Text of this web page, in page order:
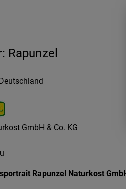
Rapunzel
GmbH & Co. KG
Rapunzel Naturkost